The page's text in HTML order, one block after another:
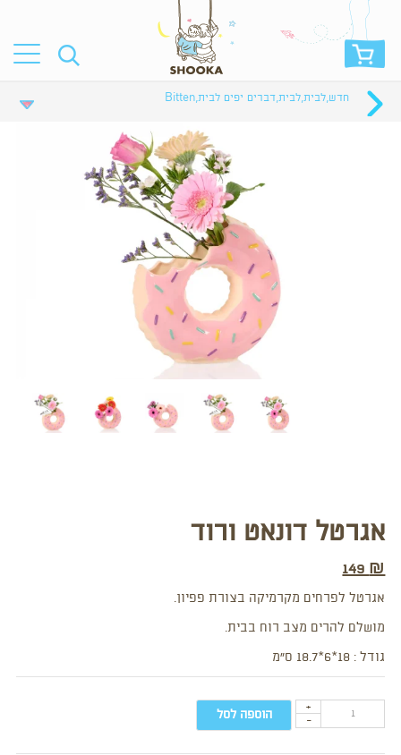
חדש,לבית,לבית,דברים יפים לבית,
Bitten
אגרטל דונאט ורוד
149 ₪
אגרטל לפרחים מקרמיקה בצורת פפיון.
מושלם להרים מצב רוח בבית.
גודל : 18*6*18.7 ס”מ
-
+ הוספה לסל